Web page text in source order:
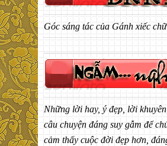
Góc sáng tác của Gánh xiếc
Những lời hay, ý đẹp, lời
câu chuyện đáng suy gẫm để
cảm thấy cuộc đời đẹp hơn,